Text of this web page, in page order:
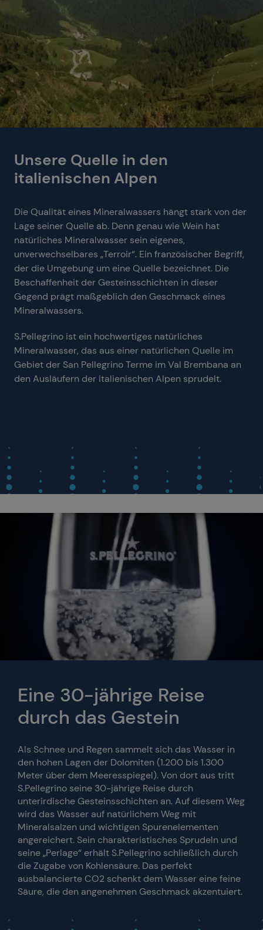
Unsere Quelle in den
italienischen Alpen
Die Qualität eines Mineralwassers hängt stark von der
Lage seiner Quelle ab. Denn genau wie Wein hat
natürliches Mineralwasser sein eigenes,
unverwechselbares „Terroir“. Ein französischer Begriff,
der die Umgebung um eine Quelle bezeichnet. Die
Beschaffenheit der Gesteinsschichten in dieser
Gegend prägt maßgeblich den Geschmack eines
Mineralwassers.
S.Pellegrino ist ein hochwertiges natürliches
Mineralwasser, das aus einer natürlichen Quelle im
Gebiet der San Pellegrino Terme im Val Brembana an
den Ausläufern der italienischen Alpen sprudelt.
Eine 30-jährige Reise
durch das Gestein
Als Schnee und Regen sammelt sich das Wasser in
den hohen Lagen der Dolomiten (1.200 bis 1.300
Meter über dem Meeresspiegel). Von dort aus tritt
S.Pellegrino seine 30-jährige Reise durch
unterirdische Gesteinsschichten an. Auf diesem Weg
wird das Wasser auf natürlichem Weg mit
Mineralsalzen und wichtigen Spurenelementen
angereichert. Sein charakteristisches Sprudeln und
seine „Perlage“ erhält S.Pellegrino schließlich durch
die Zugabe von Kohlensäure. Das perfekt
ausbalancierte CO2 schenkt dem Wasser eine feine
Säure, die den angenehmen Geschmack akzentuiert.